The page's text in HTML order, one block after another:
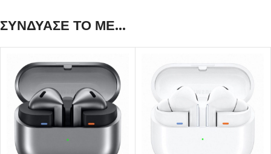
ΣΥΝΔΥΑΣΕ ΤΟ ΜΕ...